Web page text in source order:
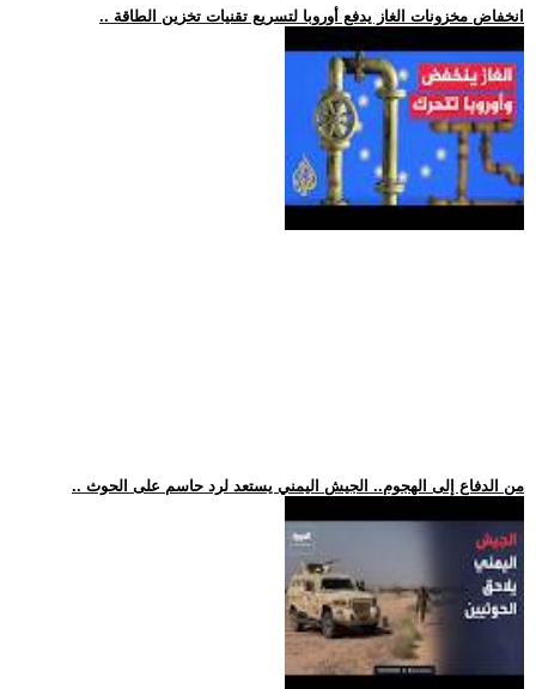
.. انخفاض مخزونات الغاز يدفع أوروبا لتسريع تقنيات تخزين الطاقة
.. من الدفاع إلى الهجوم.. الجيش اليمني يستعد لرد حاسم على الحوث